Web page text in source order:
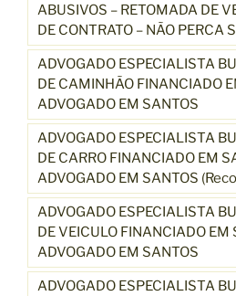
ABUSIVOS – RETOMADA DE
DE CONTRATO – NÃO PERCA
ADVOGADO ESPECIALISTA
DE CAMINHÃO FINANCIADO
ADVOGADO EM SANTOS
ADVOGADO ESPECIALISTA
DE CARRO FINANCIADO EM
ADVOGADO EM SANTOS
ADVOGADO ESPECIALISTA
DE VEICULO FINANCIADO EM
ADVOGADO EM SANTOS
ADVOGADO ESPECIALISTA